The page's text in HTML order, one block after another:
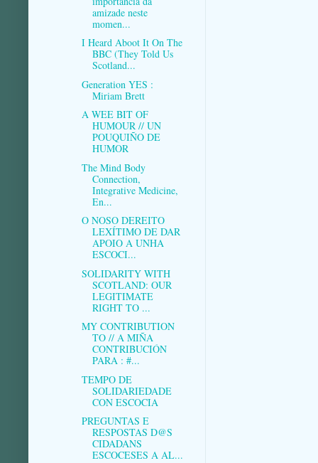
amizade neste
momen...
I Heard Aboot It On The
BBC (They Told Us
Scotland...
Generation YES :
Miriam Brett
A WEE BIT OF
HUMOUR // UN
POUQUIÑO DE
HUMOR
The Mind Body
Connection,
Integrative Medicine,
En...
O NOSO DEREITO
LEXÍTIMO DE DAR
APOIO A UNHA
ESCOCI...
SOLIDARITY WITH
SCOTLAND: OUR
LEGITIMATE
RIGHT TO ...
MY CONTRIBUTION
TO // A MIÑA
CONTRIBUCIÓN
PARA : #...
TEMPO DE
SOLIDARIEDADE
CON ESCOCIA
PREGUNTAS E
RESPOSTAS D@S
CIDADANS
ESCOCESES A AL...